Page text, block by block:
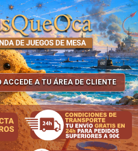
ACCEDE A TU ÁREA DE CLIENTE